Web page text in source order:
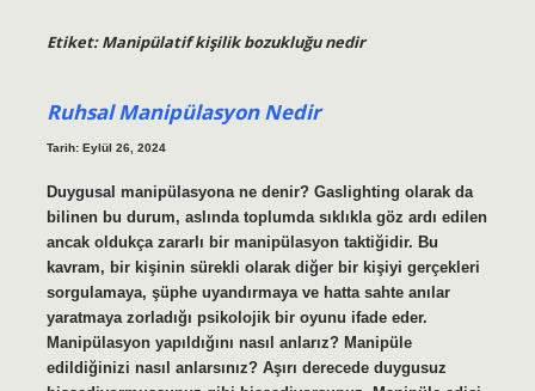
Etiket:Manipülatif kişilik bozukluğu nedir
Ruhsal Manipülasyon Nedir
Tarih: Eylül 26, 2024
Duygusal manipülasyona ne denir? Gaslighting olarak da
bilinen bu durum, aslında toplumda sıklıkla göz ardı edilen
ancak oldukça zararlı bir manipülasyon taktiğidir. Bu
kavram, bir kişinin sürekli olarak diğer bir kişiyi gerçekleri
sorgulamaya, şüphe uyandırmaya ve hatta sahte anılar
yaratmaya zorladığı psikolojik bir oyunu ifade eder.
Manipülasyon yapıldığını nasıl anlarız? Manipüle
edildiğinizi nasıl anlarsınız? Aşırı derecede duygusuz